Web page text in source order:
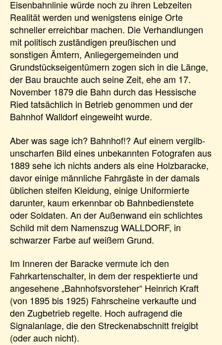
Eisenbahnlinie würde noch zu ihren Lebzeiten
Realität werden und wenigstens einige Orte
schneller erreichbar machen. Die Verhandlungen
mit politisch zuständigen preußischen und
sonstigen Ämtern, Anliegergemeinden und
Grundstückseigentümern zogen sich in die Länge,
der Bau brauchte auch seine Zeit, ehe am 17.
November 1879 die Bahn durch das Hessische
Ried tatsächlich in Betrieb genommen und der
Bahnhof Walldorf eingeweiht wurde.
Aber was sage ich? Bahnhof!? Auf einem vergilb-
unscharfen Bild eines unbekannten Fotografen aus
1889 sehe ich nichts anders als eine Holzbaracke,
davor einige männliche Fahrgäste in der damals
üblichen steifen Kleidung, einige Uniformierte
darunter, kaum erkennbar ob Bahnbedienstete
oder Soldaten. An der Außenwand ein schlichtes
Schild mit dem Namenszug WALLDORF, in
schwarzer Farbe auf weißem Grund.
Im Inneren der Baracke vermute ich den
Fahrkartenschalter, in dem der respektierte und
angesehene „Bahnhofsvorsteher“ Heinrich Kraft
(von 1895 bis 1925) Fahrscheine verkaufte und
den Zugbetrieb regelte. Hoch aufragend die
Signalanlage, die den Streckenabschnitt freigibt
(oder auch nicht).